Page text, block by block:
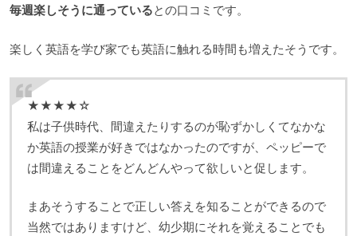
毎週楽しそうに通っているとの口コミです。
楽しく英語を学び家でも英語に触れる時間も増えたそうです。
★★★★☆
私は子供時代、間違えたりするのが恥ずかしくてなかな
か英語の授業が好きではなかったのですが、ペッピーで
は間違えることをどんどんやって欲しいと促します。
まあそうすることで正しい答えを知ることができるので
当然ではありますけど、幼少期にそれを覚えることでも